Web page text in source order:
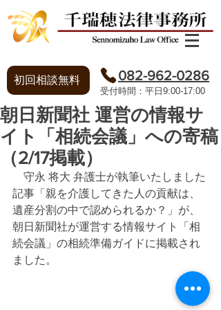
初回相談無料 082-962-0286
​受付時間：平日9:00-17:00
朝日新聞社 運営の情報サ
イト「相続会議」への寄稿
（2/17掲載）
守永 将大 弁護士が執筆いたしました
記事「親を介護してきた人の貢献は、
遺産分割の中で認められるか？」が、
朝日新聞社が運営する情報サイト「相
続会議」の相続準備ガイドに掲載され
ました。